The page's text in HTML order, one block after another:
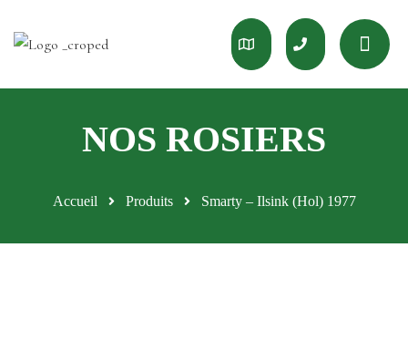
Accueil Produits Smarty – Ilsink (Hol) 1977